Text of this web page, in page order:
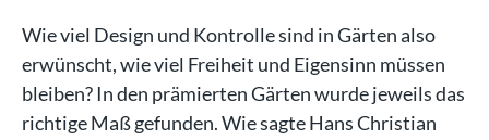
Wie viel Design und Kontrolle sind in Gärten also
erwünscht, wie viel Freiheit und Eigensinn müssen
bleiben? In den prämierten Gärten wurde jeweils das
richtige Maß gefunden. Wie sagte Hans Christian